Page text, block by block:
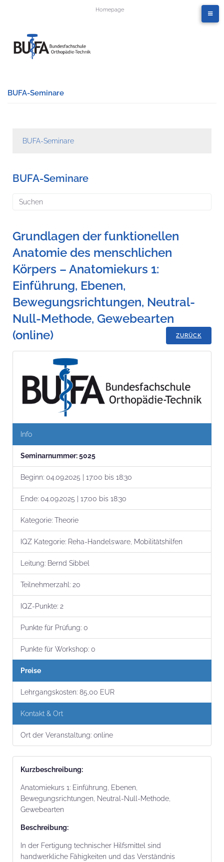
Homepage
BUFA-Seminare
BUFA-Seminare
BUFA-Seminare
Grundlagen der funktionellen
Anatomie des menschlichen
Körpers – Anatomiekurs 1:
Einführung, Ebenen,
Bewegungsrichtungen, Neutral-
Null-Methode, Gewebearten
(online)
ZURÜCK
Info
Seminar­nummer:5025
Beginn: 04.09.2025 | 17:00 bis 18:30
Ende: 04.09.2025 | 17:00 bis 18:30
Kategorie: Theorie
IQZ Kategorie: Reha-Handelsware, Mobilitätshilfen
Leitung: Bernd Sibbel
Teilnehmer­zahl: 20
IQZ-Punkte: 2
Punkte für Prüfung: 0
Punkte für Workshop: 0
Preise
Lehrgangs­kosten: 85,00 EUR
Kontakt & Ort
Ort der Veranstaltung: online
Kurz­beschrei­bung:
Anatomiekurs 1: Einführung, Ebenen,
Bewegungsrichtungen, Neutral-Null-Methode,
Gewebearten
Beschrei­bung:
In der Fertigung technischer Hilfsmittel sind
handwerkliche Fähigkeiten und das Verständnis